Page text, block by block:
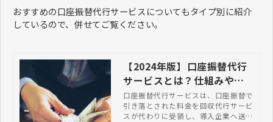
おすすめの口座振替代行サービスについてもタイプ別に紹介
しているので、併せてご覧ください。
【2024年版】口座振替代行
サービスとは？仕組みやメ
リット、おすすめ9選
口座振替代行サービスは、口座振替で
引き落とされた料金を回収代行サービ
スが代わりに受領し、導入企業へ送金